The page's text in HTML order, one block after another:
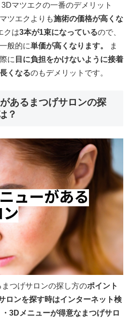
3Dマツエクの一番のデメリット
ツエクよりも施術の価格が高くな
クは3本が1束になっているので、
般的に単価が高くなります。
ま
に 目に負担をかけないように接着
くなるのもデメリットです。
があるまつげサロンの探
？
まつげサロンの探し方のポイント
ロンを探す時はインターネット検
・ 3Dメニューが得意なまつげサロ